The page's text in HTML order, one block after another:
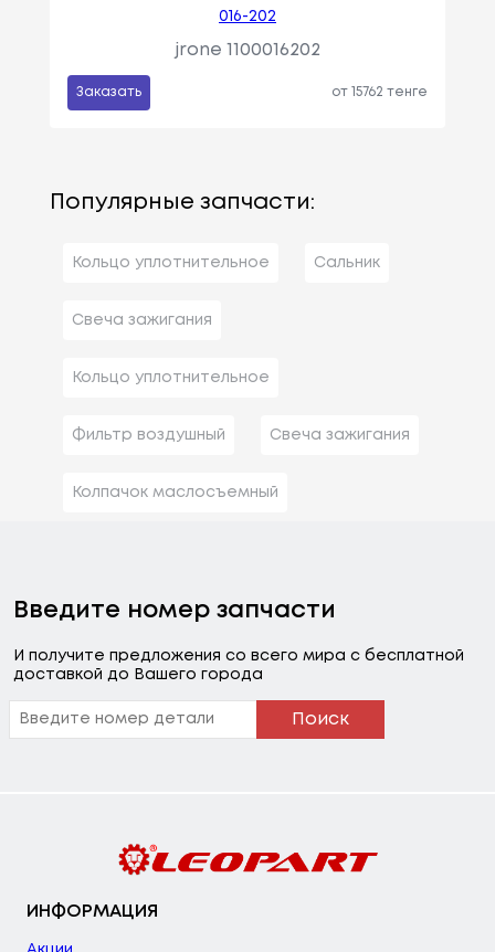
016-202
jrone 1100016202
Заказать от 15762 тенге
Популярные запчасти:
Кольцо уплотнительное Сальник
Свеча зажигания
Кольцо уплотнительное
Фильтр воздушный Свеча зажигания
Колпачок маслосъемный
Введите номер запчасти
И получите предложения со всего мира с бесплатной
доставкой до Вашего города
Поиск
ИНФОРМАЦИЯ